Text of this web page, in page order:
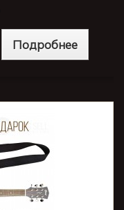
Подробнее